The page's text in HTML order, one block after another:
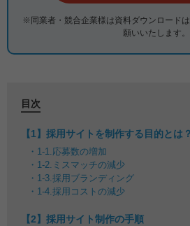
※同業者・競合企業様は資料ダウンロード
願いいたします。
目次
【1】採用サイトを制作する目的とは？
1-1.応募数の増加
1-2.ミスマッチの減少
1-3.採用ブランディング
1-4.採用コストの減少
【2】採用サイト制作の手順